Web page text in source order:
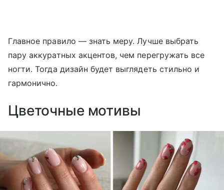
Главное правило — знать меру. Лучше выбрать
пару аккуратных акцентов, чем перегружать все
ногти. Тогда дизайн будет выглядеть стильно и
гармонично.
Цветочные мотивы